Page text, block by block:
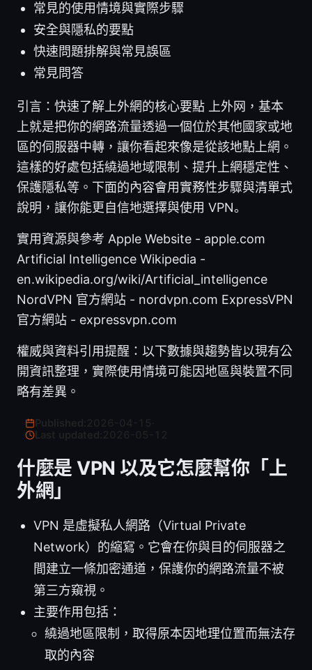
常見的使用情境與實際步驟
安全與隱私的要點
快速問題排解與常見誤區
常見問答
引言：快速了解上外網的核心要點 上外网，基本
上就是把你的網路流量透過一個位於其他國家或地
區的伺服器中轉，讓你看起來像是從該地點上網。
這樣的好處包括繞過地域限制、提升上網穩定性、
保護隱私等。下面的內容會用實務性步驟與清單式
說明，讓你能更自信地選擇與使用 VPN。
實用資源與參考 Apple Website - apple.com
Artificial Intelligence Wikipedia -
en.wikipedia.org/wiki/Artificial_intelligence
NordVPN 官方網站 - nordvpn.com ExpressVPN
官方網站 - expressvpn.com
權威與資料引用提醒：以下數據與趨勢皆以現有公
開資訊整理，實際使用情境可能因地區與裝置不同
略有差異。
Last updated:
什麼是 VPN 以及它怎麼幫你「上
外網」
VPN 是虛擬私人網路（Virtual Private
Network）的縮寫。它會在你與目的伺服器之
間建立一條加密通道，保護你的網路流量不被
第三方窺視。
主要作用包括：
繞過地區限制，取得原本因地理位置而無法存
取的內容